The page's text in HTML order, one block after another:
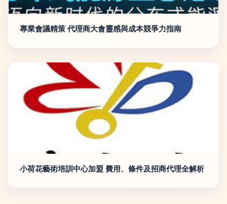
專業會議精策 代理商大會靈感與成本競爭力指南
小荷花藝術培訓中心加盟 費用、條件及招商代理全解析